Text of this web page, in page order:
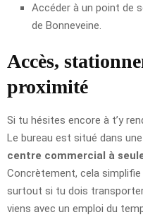
Accéder à un point de
de Bonneveine.
Accès,
proximité
Si tu hésites encore à t’y
Le bureau est situé dans
centre commercial à
Concrètement, cela
surtout si tu dois
viens avec un emploi du